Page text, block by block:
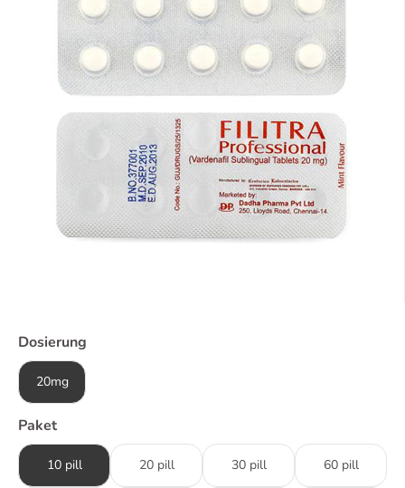
Dosierung
20mg
Paket
10 pill 20 pill 30 pill 60 pill